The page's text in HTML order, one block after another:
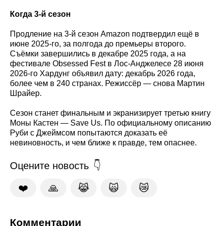
Когда 3-й сезон
Продление на 3-й сезон Amazon подтвердил ещё в
июне 2025-го, за полгода до премьеры второго.
Съёмки завершились в декабре 2025 года, а на
фестивале Obsessed Fest в Лос-Анджелесе 28 июня
2026-го Хардунг объявил дату: декабрь 2026 года,
более чем в 240 странах. Режиссёр — снова Мартин
Шрайер.
Сезон станет финальным и экранизирует третью книгу
Моны Кастен — Save Us. По официальному описанию
Руби с Джеймсом попытаются доказать её
невиновность, и чем ближе к правде, тем опаснее.
Оцените новость
❤️ 🙏 😹 🙀 😿
Комментарии